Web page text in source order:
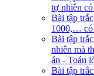
tự nhiên
Bài tập
1000,… có
Bài tập
nhiên mà
án - Toán
Bài tập